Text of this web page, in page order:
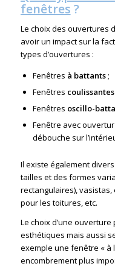
fenêtres ?
Le choix des ouvertures
avoir un impact sur la
types d’ouvertures :
Fenêtres à battants;
Fenêtres coulissantes
Fenêtres oscillo-
Fenêtre avec
débouche sur
Il existe également
tailles et des formes
rectangulaires),
pour les toitures, etc.
Le choix d’une
esthétiques mais aussi
exemple une fenêtre « à
encombrement plus